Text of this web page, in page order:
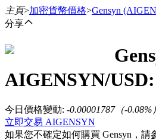
主頁>加密貨幣價格>Gensyn
分享
AIGENSYN/
今日價格變動: -0.00001787（-0.08%）
立即交易 AIGENSYN
如果您不確定如何購買 Gensyn，請